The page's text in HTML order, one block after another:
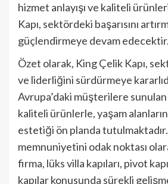
hizmet anlayışı ve kaliteli
Kapı, sektördeki başarısını
güçlendirmeye devam edecektir.
Özet olarak, King Çelik Kapı,
ve liderliğini sürdürmeye
Avrupa’daki müşterilere
kaliteli ürünlerle, yaşam
estetiği ön planda
memnuniyetini odak noktası
firma, lüks villa kapıları, pivot
kapılar konusunda sürekli